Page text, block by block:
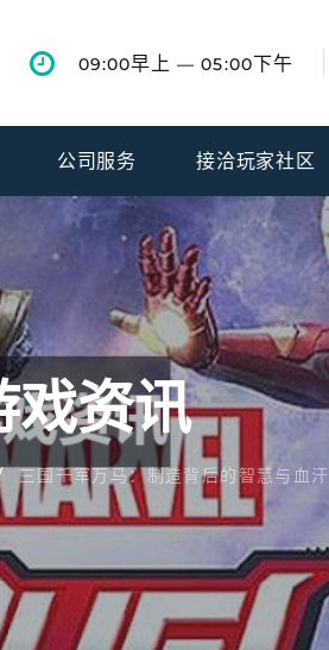
09:00早上 — 05:00下午
公司服务 接洽玩家社区
戏资讯
三国千军万马：制造背后的智慧与血汗